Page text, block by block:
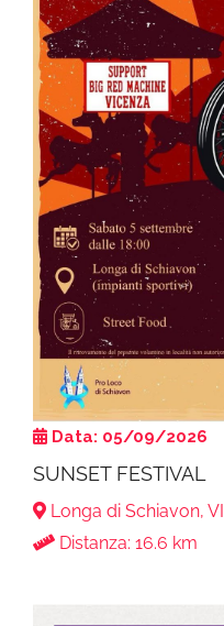
Data: 05/09/2026
SUNSET FESTIVAL
Longa di Schiavon, VI
Distanza: 16.6 km